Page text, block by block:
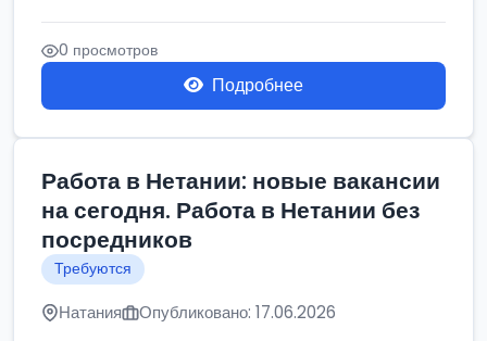
0 просмотров
Подробнее
Работа в Нетании: новые вакансии
на сегодня. Работа в Нетании без
посредников
Требуются
Натания Опубликовано: 17.06.2026